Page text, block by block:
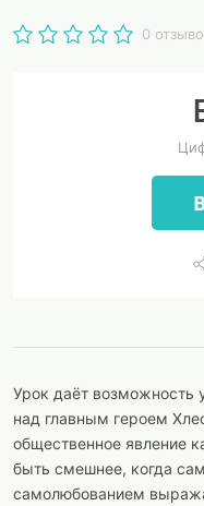
0
Урок даёт
над главным героем
общественное явление
быть смешнее, когда
самолюбованием